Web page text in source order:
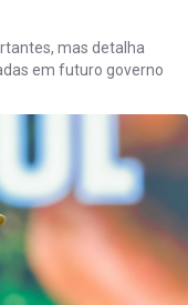
mas detalha
em futuro governo